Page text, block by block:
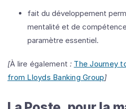
fait du développement
mentalité et de
paramètre essentiel.
[À lire également: The Journey
from Lloyds Banking Group]